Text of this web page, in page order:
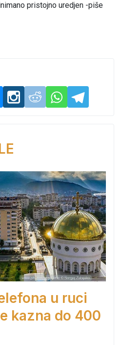
pristojno uredjen -piše
u ruci
kazna do 400